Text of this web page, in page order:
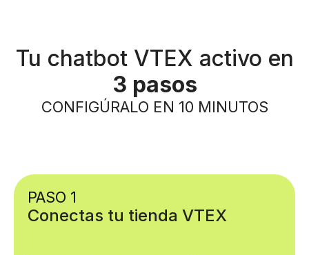
Tu chatbot VTEX activo en
3 pasos
CONFIGÚRALO EN 10 MINUTOS
PASO 1
Conectas tu tienda VTEX